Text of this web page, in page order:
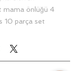
mama önlüğü 4
10 parça set
Zehra